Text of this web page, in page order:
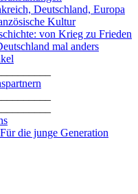
Deutschland, Europa
Kultur
von Krieg zu Frieden
mal anders
die junge Generation